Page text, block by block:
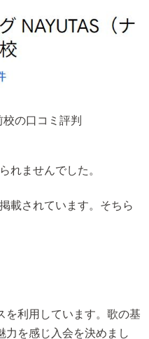
の口コミ評判
れませんでした。
載されています。そちら
を利用しています。歌の基
力を感じ入会を決めまし